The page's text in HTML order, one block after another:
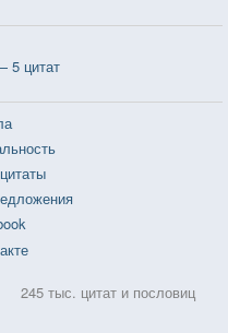
5 цитат
245 тыс. цитат и пословиц